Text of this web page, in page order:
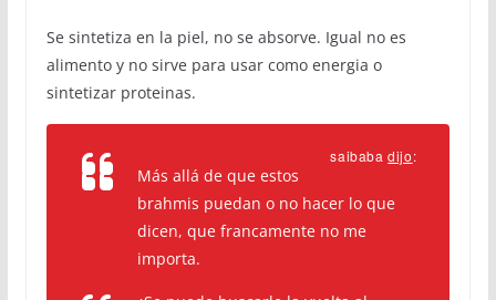
Se sintetiza en la piel, no se absorve. Igual no es
alimento y no sirve para usar como energia o
sintetizar proteinas.
saibabadijo:
Más allá de que estos
brahmis puedan o no hacer lo que
dicen, que francamente no me
importa.